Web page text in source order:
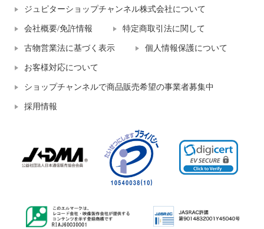
ジュピターショップチャンネル株式会社について
会社概要/免許情報 特定商取引法に関して
古物営業法に基づく表示 個人情報保護について
お客様対応について
ショップチャンネルで商品販売希望の事業者募集中
採用情報